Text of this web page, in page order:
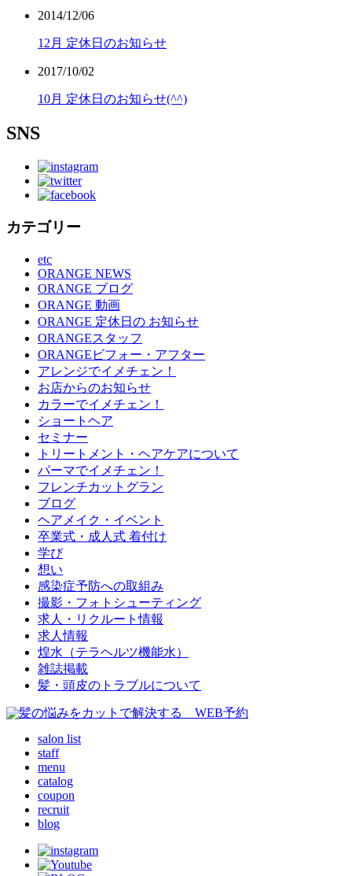
2014/12/06
12月 定休日のお知らせ
2017/10/02
10月 定休日のお知らせ(^^)
SNS
カテゴリー
etc
ORANGE NEWS
ORANGE ブログ
ORANGE 動画
ORANGE 定休日の お知らせ
ORANGEスタッフ
ORANGEビフォー・アフター
アレンジでイメチェン！
お店からのお知らせ
カラーでイメチェン！
ショートヘア
セミナー
トリートメント・ヘアケアについて
パーマでイメチェン！
フレンチカットグラン
ブログ
ヘアメイク・イベント
卒業式・成人式 着付け
学び
想い
感染症予防への取組み
撮影・フォトシューティング
求人・リクルート情報
求人情報
煌水（テラヘルツ機能水）
雑誌掲載
髪・頭皮のトラブルについて
salon list
staff
menu
catalog
coupon
recruit
blog